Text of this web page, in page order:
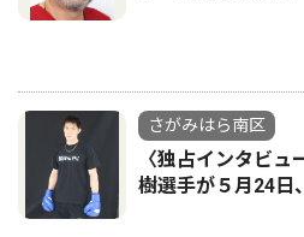
さがみはら南区
〈独占インタビ
樹選手が５月24日